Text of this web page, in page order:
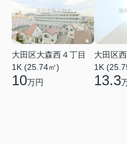
大田区大森西４丁目
1K (25.74㎡)
10万円
大田区
1K
13.3